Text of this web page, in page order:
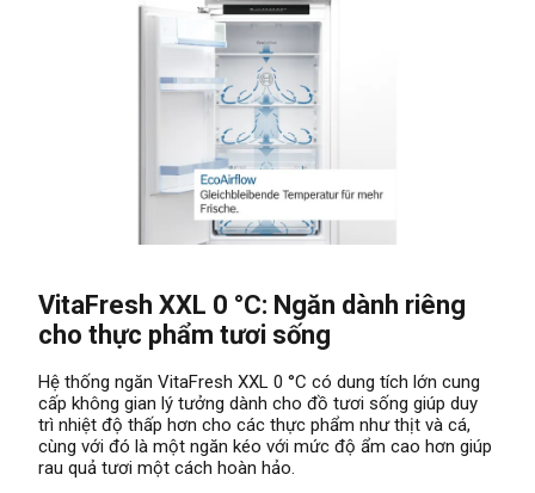
VitaFresh XXL 0 °C: Ngăn dành riêng
cho thực phẩm tươi sống
Hệ thống ngăn VitaFresh XXL 0 °C có dung tích lớn cung
cấp không gian lý tưởng dành cho đồ tươi sống giúp duy
trì nhiệt độ thấp hơn cho các thực phẩm như thịt và cá,
cùng với đó là một ngăn kéo với mức độ ẩm cao hơn giúp
rau quả tươi một cách hoàn hảo.